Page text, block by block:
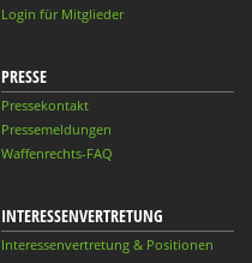
Login für Mitglieder
PRESSE
Pressekontakt
Pressemeldungen
Waffenrechts-FAQ
INTERESSENVERTRETUNG
Interessenvertretung & Positionen